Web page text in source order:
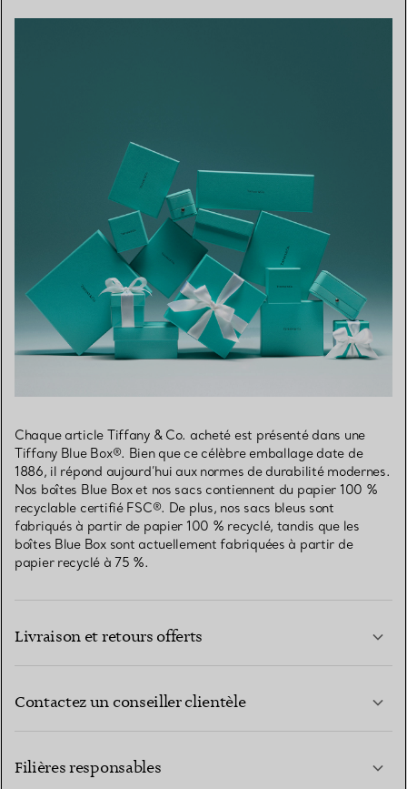
Chaque article Tiffany & Co. acheté est présenté dans une
Tiffany Blue Box®. Bien que ce célèbre emballage date de
1886, il répond aujourd’hui aux normes de durabilité modernes.
Nos boîtes Blue Box et nos sacs contiennent du papier 100 %
recyclable certifié FSC®. De plus, nos sacs bleus sont
fabriqués à partir de papier 100 % recyclé, tandis que les
boîtes Blue Box sont actuellement fabriquées à partir de
papier recyclé à 75 %.
Livraison et retours offerts
Contactez un conseiller clientèle
Filières responsables